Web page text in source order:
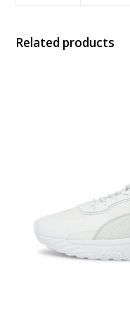
Related products